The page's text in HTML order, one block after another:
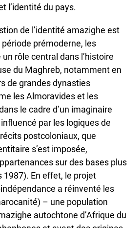
l’identité du pays.
de l’identité amazighe est
prémoderne, les
rôle central dans l’histoire
du Maghreb, notamment en
de grandes dynasties
les Almoravides et les
le cadre d’un imaginaire
par les logiques de
postcoloniaux, que
s’est imposée,
sur des bases plus
1987). En effet, le projet
a réinventé les
– une population
autochtone d’Afrique du